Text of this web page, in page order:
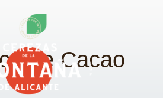
de Cacao